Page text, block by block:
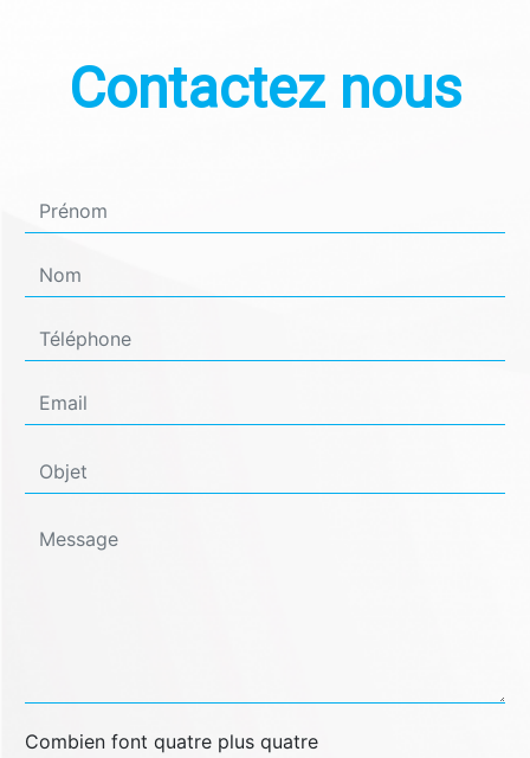
Contactez nous
Combien font quatre plus quatre